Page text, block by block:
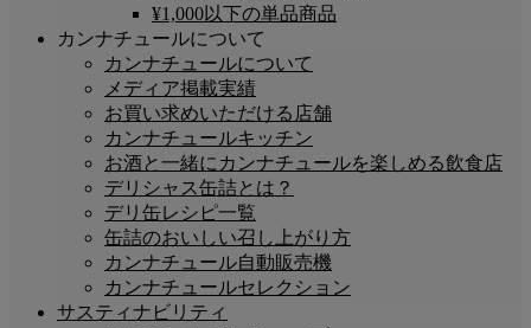
¥1,000以下の単品商品
カンナチュールについて
カンナチュールについて
メディア掲載実績
お買い求めいただける店舗
カンナチュールキッチン
お酒と一緒にカンナチュールを楽しめる飲食店
デリシャス缶詰とは？
デリ缶レシピ一覧
缶詰のおいしい召し上がり方
カンナチュール自動販売機
カンナチュールセレクション
サスティナビリティ